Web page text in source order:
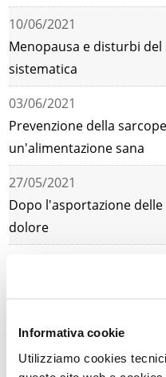
Informativa cookie
Utilizziamo cookies
10/06/2021
Menopausa e disturbi
sistematica
03/06/2021
Prevenzione della
un'alimentazione sana
27/05/2021
Dopo l'asportazione
dolore
Rischio cardiovascolare
13/05/2021
Depressione post parto: